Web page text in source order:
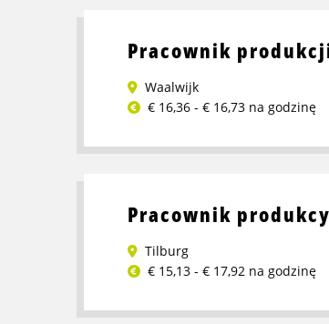
wózka
w
Moerdijk
Pracownik
Waalwijk
€ 16,36 - € 16,73 na godzinę
więcej
produkcji
Pracownik
Tilburg
€ 15,13 - € 17,92 na godzinę
więcej